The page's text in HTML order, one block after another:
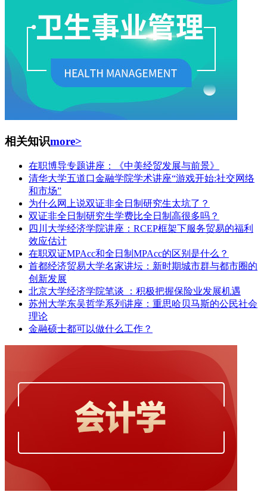
相关知识more>
在职博导专题讲座：《中美经贸发展与前景》
清华大学五道口金融学院学术讲座“游戏开始:社交网络
和市场”
为什么网上说双证非全日制研究生太坑了？
双证非全日制研究生学费比全日制高很多吗？
四川大学经济学院讲座：RCEP框架下服务贸易的福利
效应估计
在职双证MPAcc和全日制MPAcc的区别是什么？
首都经济贸易大学名家讲坛：新时期城市群与都市圈的
创新发展
北京大学经济学院笔谈 ：积极把握保险业发展机遇
苏州大学东吴哲学系列讲座：重思哈贝马斯的公民社会
理论
金融硕士都可以做什么工作？